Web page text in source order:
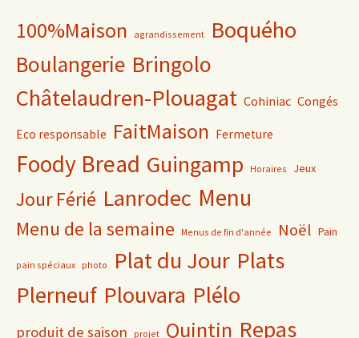
100%Maison agrandissement Boquého
Boulangerie Bringolo
Châtelaudren-Plouagat Cohiniac Congés
Eco responsable FaitMaison Fermeture
Foody Bread Guingamp Horaires Jeux
Jour Férié Lanrodec Menu
Menu de la semaine Menus de fin d'année Noël Pain
pain spéciaux photo Plat du Jour Plats
Plerneuf Plouvara Plélo
produit de saison projet Quintin Repas